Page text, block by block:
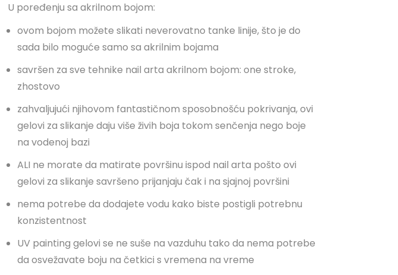
U poređenju sa akrilnom bojom:
ovom bojom možete slikati neverovatno tanke linije, što je do
sada bilo moguće samo sa akrilnim bojama
savršen za sve tehnike nail arta akrilnom bojom: one stroke,
zhostovo
zahvaljujući njihovom fantastičnom sposobnošću pokrivanja, ovi
gelovi za slikanje daju više živih boja tokom senčenja nego boje
na vodenoj bazi
ALI ne morate da matirate površinu ispod nail arta pošto ovi
gelovi za slikanje savršeno prijanjaju čak i na sjajnoj površini
nema potrebe da dodajete vodu kako biste postigli potrebnu
konzistentnost
UV painting gelovi se ne suše na vazduhu tako da nema potrebe
da osvežavate boju na četkici s vremena na vreme